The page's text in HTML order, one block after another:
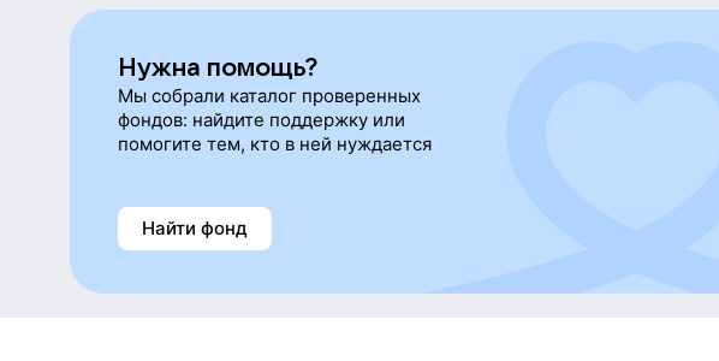
Нужна помощь?
Мы собрали каталог проверенных
фондов: найдите поддержку или
помогите тем, кто в ней нуждается
Найти фонд